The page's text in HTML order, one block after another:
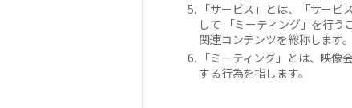
「サービス」とは、「サー
して 「ミーティング」を行
関連コンテンツを総称します。
「ミーティング」とは、映
する行為を指します。